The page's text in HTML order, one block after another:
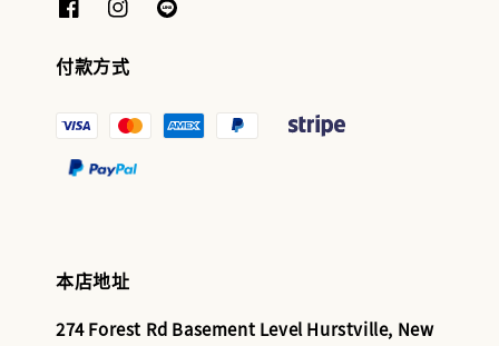
付款方式
本店地址
274 Forest Rd Basement Level Hurstville, New